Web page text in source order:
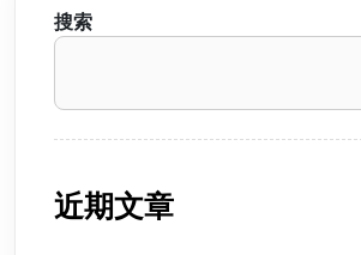
搜索
近期文章